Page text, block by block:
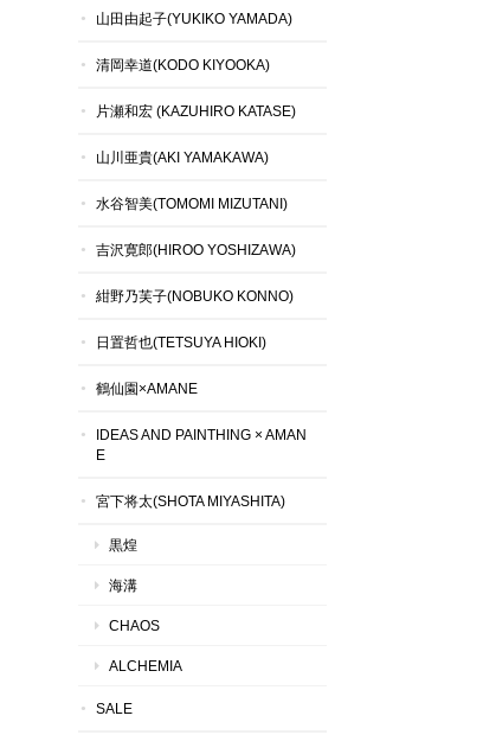
山田由起子(YUKIKO YAMADA)
清岡幸道(KODO KIYOOKA)
片瀬和宏 (KAZUHIRO KATASE)
山川亜貴(AKI YAMAKAWA)
水谷智美(TOMOMI MIZUTANI)
吉沢寛郎(HIROO YOSHIZAWA)
紺野乃芙子(NOBUKO KONNO)
日置哲也(TETSUYA HIOKI)
鶴仙園×AMANE
IDEAS AND PAINTHING × AMAN
E
宮下将太(SHOTA MIYASHITA)
黒煌
海溝
CHAOS
ALCHEMIA
SALE